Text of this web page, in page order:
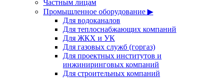
Частным лицам
Промышленное оборудование ▶
Для водоканалов
Для теплоснабжающих компаний
Для ЖКХ и УК
Для газовых служб (горгаз)
Для проектных институтов и
инжиниринговых компаний
Для строительных компаний